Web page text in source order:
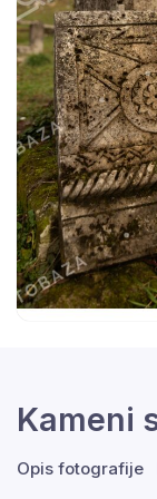
Kameni
Opis fotografije